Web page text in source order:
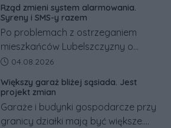
Co się dzieje?
Rząd zmieni system alarmowania.
Syreny i SMS-y razem
Po problemach z ostrzeganiem
mieszkańców Lubelszczyzny o
rosyjskim zagrożeniu rząd
alarmowych, alertów RCB i aplikacji
w jeden system.
Data dodania artykułu:
04.08.2026
Większy garaż bliżej sąsiada. Jest
projekt zmian
Garaże i budynki gospodarcze przy
granicy działki mają być większe.